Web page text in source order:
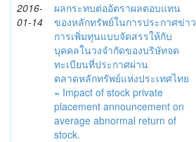
2016-
01-14
ผลกระทบต่ออัตราผลตอบแทน
ของหลักทรัพย์ในการประกาศข่าว
การเพิ่มทุนแบบจัดสรรให้กับ
บุคคลในวงจำกัดของบริษัทจด
ทะเบียนที่ประกาศผ่าน
ตลาดหลักทรัพย์แห่งประเทศไทย
= Impact of stock private
placement announcement on
average abnormal return of
stock.